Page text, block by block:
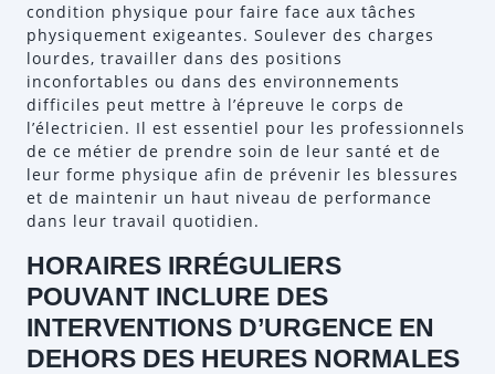
condition physique pour faire face aux tâches
physiquement exigeantes. Soulever des charges
lourdes, travailler dans des positions
inconfortables ou dans des environnements
difficiles peut mettre à l’épreuve le corps de
l’électricien. Il est essentiel pour les professionnels
de ce métier de prendre soin de leur santé et de
leur forme physique afin de prévenir les blessures
et de maintenir un haut niveau de performance
dans leur travail quotidien.
HORAIRES IRRÉGULIERS
POUVANT INCLURE DES
INTERVENTIONS D’URGENCE EN
DEHORS DES HEURES NORMALES